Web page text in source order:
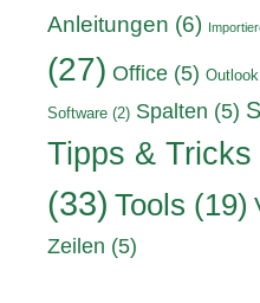
Anleitungen (6)
(27) Office (5) Outlook
Software (2) Spalten (5)
Tipps & Tricks
(33) Tools (19)
Zeilen (5)